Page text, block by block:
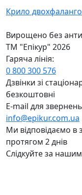
Крило
Вирощено без
ТМ "Епікур" 2026
Гаряча лiнiя:
0 800 300 576
Дзвiнки зi
безкоштовнi
E-mail для
info@epikur.com.ua
Ми відповідаємо
протягом 2 днів
Слідкуйте за